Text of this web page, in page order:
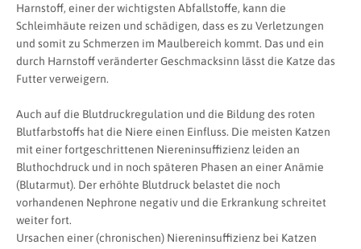
Harnstoff, einer der wichtigsten Abfallstoffe, kann die
Schleimhäute reizen und schädigen, dass es zu Verletzungen
und somit zu Schmerzen im Maulbereich kommt. Das und ein
durch Harnstoff veränderter Geschmacksinn lässt die Katze das
Futter verweigern.
Auch auf die Blutdruckregulation und die Bildung des roten
Blutfarbstoffs hat die Niere einen Einfluss. Die meisten Katzen
mit einer fortgeschrittenen Niereninsuffizienz leiden an
Bluthochdruck und in noch späteren Phasen an einer Anämie
(Blutarmut). Der erhöhte Blutdruck belastet die noch
vorhandenen Nephrone negativ und die Erkrankung schreitet
weiter fort.
Ursachen einer (chronischen) Niereninsuffizienz bei Katzen